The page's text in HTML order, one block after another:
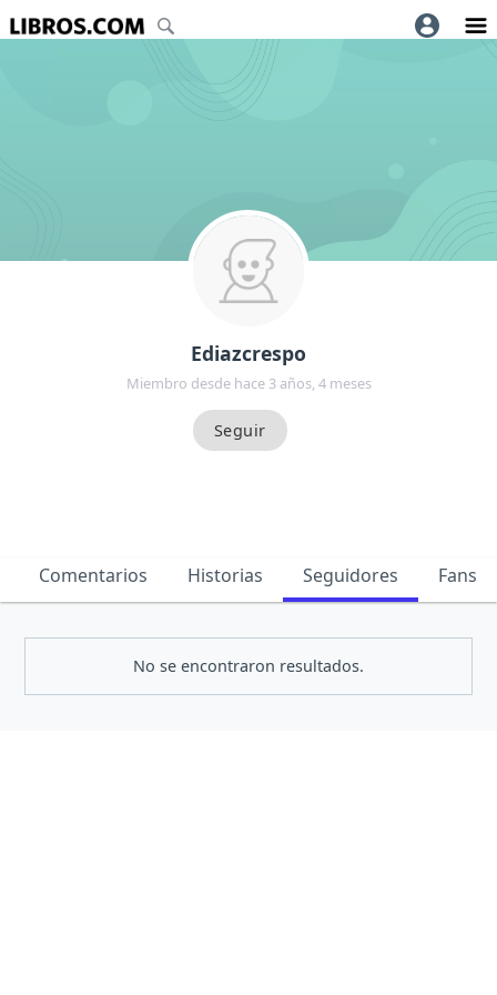
Ediazcrespo
Miembro desde hace 3 años, 4 meses
Comentarios Historias Seguidores Fans
No se encontraron resultados.